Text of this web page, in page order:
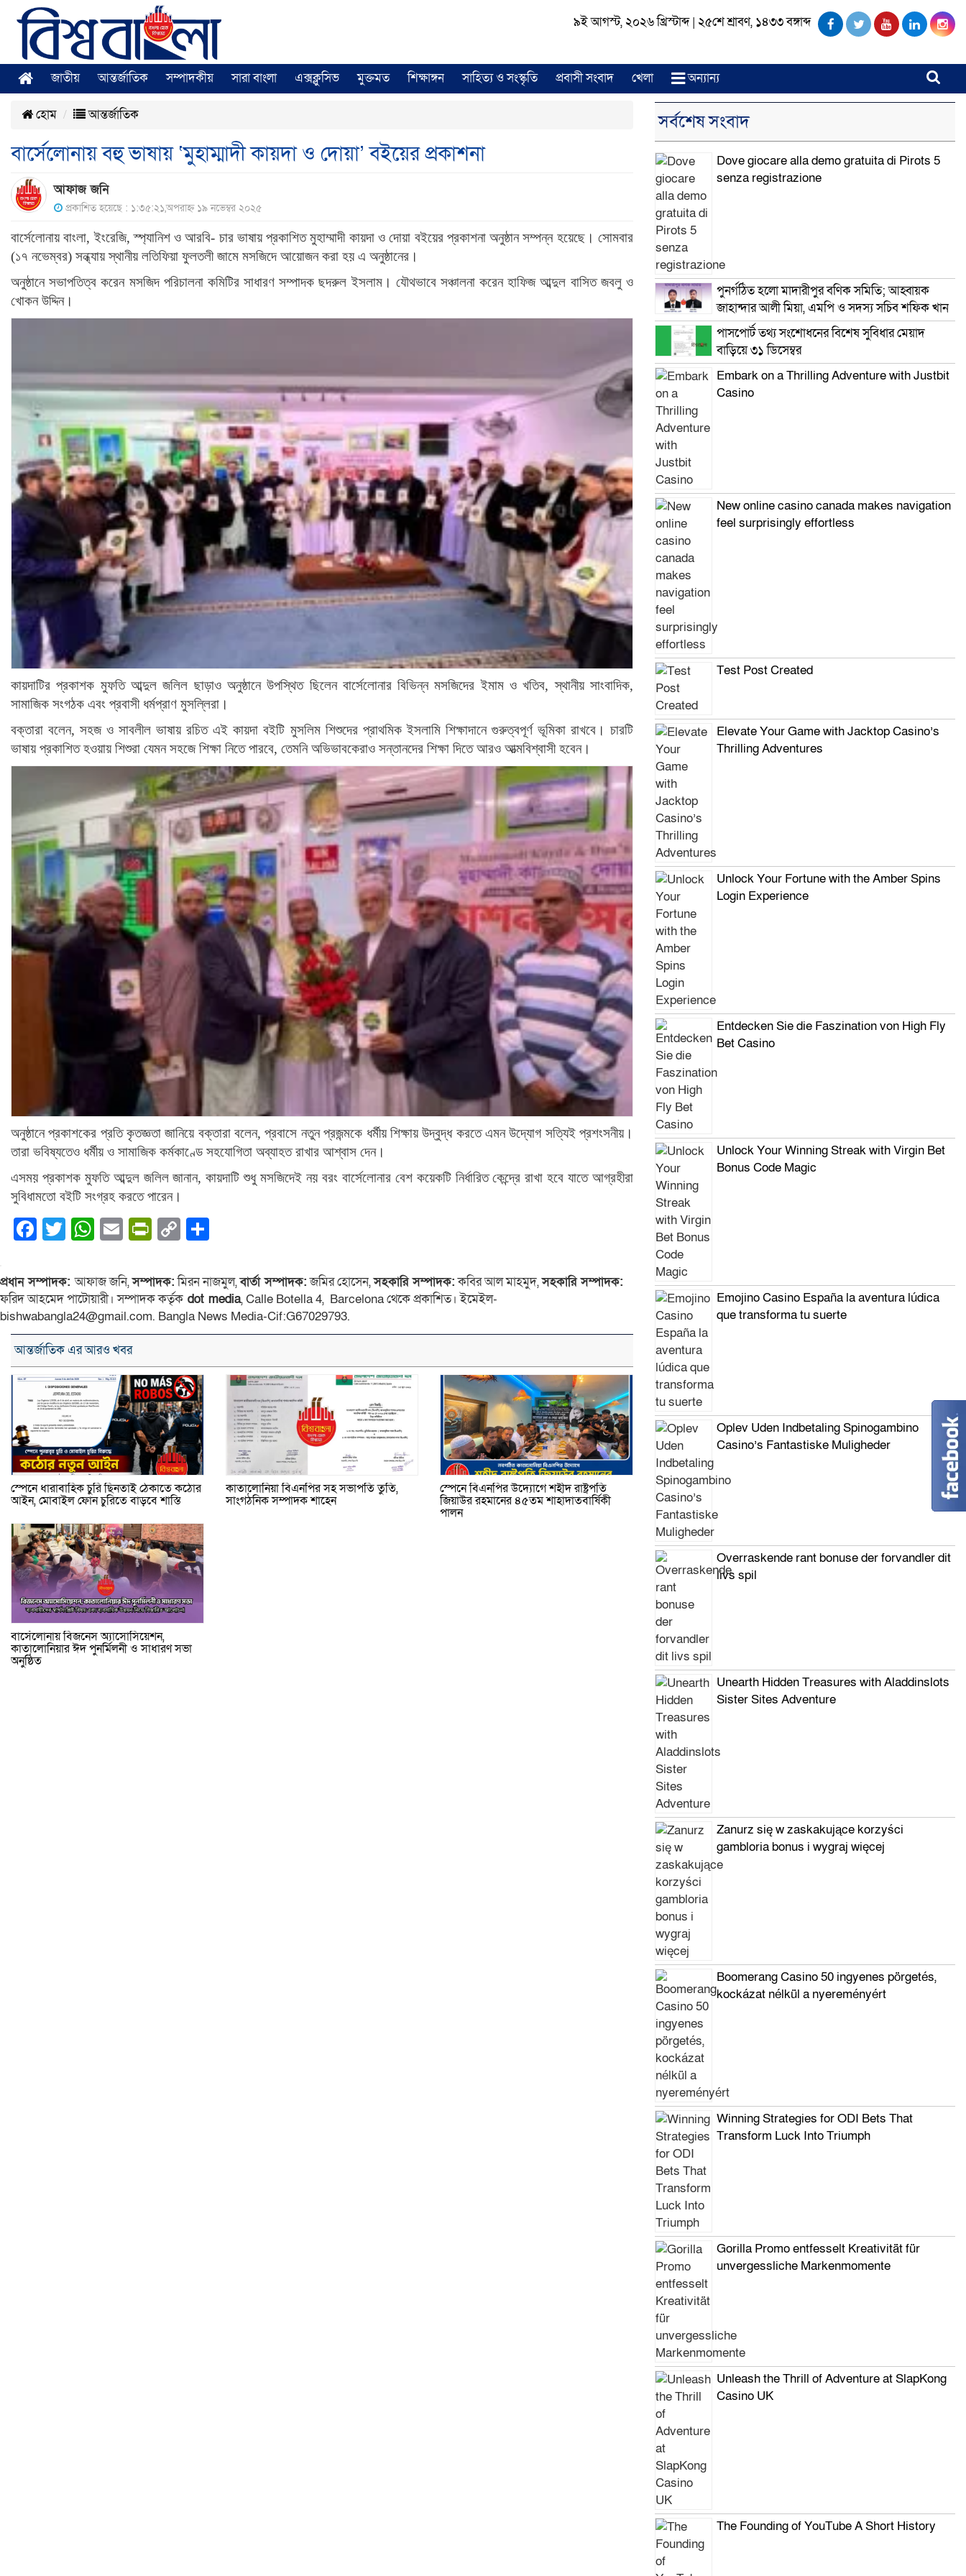
৯ই আগস্ট, ২০২৬ খ্রিস্টাব্দ| ২৫শে শ্রাবণ, ১৪৩৩ বঙ্গাব্দ
জাতীয় আন্তর্জাতিক সম্পাদকীয় সারা বাংলা এক্সক্লুসিভ মুক্তমত শিক্ষাঙ্গন সাহিত্য ও সংস্কৃতি প্রবাসী সংবাদ খেলা অন্যান্য
হোম আন্তর্জাতিক
বার্সেলোনায় বহু ভাষায় ‘মুহাম্মাদী কায়দা ও দোয়া’ বইয়ের প্রকাশনা
আফাজ জনি
প্রকাশিত হয়েছে : ১:৩৫:২১,অপরাহ্ন ১৯ নভেম্বর ২০২৫
বার্সেলোনায় বাংলা, ইংরেজি, স্প্যানিশ ও আরবি- চার ভাষায় প্রকাশিত মুহাম্মাদী কায়দা ও দোয়া বইয়ের প্রকাশনা অনুষ্ঠান সম্পন্ন হয়েছে। সোমবার
(১৭ নভেম্বর) সন্ধ্যায় স্থানীয় লতিফিয়া ফুলতলী জামে মসজিদে আয়োজন করা হয় এ অনুষ্ঠানের।
অনুষ্ঠানে সভাপতিত্ব করেন মসজিদ পরিচালনা কমিটির সাধারণ সম্পাদক ছদরুল ইসলাম। যৌথভাবে সঞ্চালনা করেন হাফিজ আব্দুল বাসিত জবলু ও
খোকন উদ্দিন।
কায়দাটির প্রকাশক মুফতি আব্দুল জলিল ছাড়াও অনুষ্ঠানে উপস্থিত ছিলেন বার্সেলোনার বিভিন্ন মসজিদের ইমাম ও খতিব, স্থানীয় সাংবাদিক,
সামাজিক সংগঠক এবং প্রবাসী ধর্মপ্রাণ মুসল্লিরা।
বক্তারা বলেন, সহজ ও সাবলীল ভাষায় রচিত এই কায়দা বইটি মুসলিম শিশুদের প্রাথমিক ইসলামি শিক্ষাদানে গুরুত্বপূর্ণ ভূমিকা রাখবে। চারটি
ভাষায় প্রকাশিত হওয়ায় শিশুরা যেমন সহজে শিক্ষা নিতে পারবে, তেমনি অভিভাবকেরাও সন্তানদের শিক্ষা দিতে আরও আত্মবিশ্বাসী হবেন।
অনুষ্ঠানে প্রকাশকের প্রতি কৃতজ্ঞতা জানিয়ে বক্তারা বলেন, প্রবাসে নতুন প্রজন্মকে ধর্মীয় শিক্ষায় উদ্বুদ্ধ করতে এমন উদ্যোগ সত্যিই প্রশংসনীয়।
তারা ভবিষ্যতেও ধর্মীয় ও সামাজিক কর্মকাণ্ডে সহযোগিতা অব্যাহত রাখার আশ্বাস দেন।
এসময় প্রকাশক মুফতি আব্দুল জলিল জানান, কায়দাটি শুধু মসজিদেই নয় বরং বার্সেলোনার বেশ কয়েকটি নির্ধারিত কেন্দ্রে রাখা হবে যাতে আগ্রহীরা
সুবিধামতো বইটি সংগ্রহ করতে পারেন।
Facebook
Twitter
WhatsApp
EmailPrintFriendly
Copy
প্রধান সম্পাদক:আফাজ জনি,সম্পাদক:মিরন নাজমুল,বার্তা সম্পাদক:জমির হোসেন,সহকারি সম্পাদক:কবির আল মাহমুদ,সহকারি সম্পাদক:
ফরিদ আহমেদ পাটোয়ারী। সম্পাদক কর্তৃক dot media, Calle Botella 4, Barcelona থেকে প্রকাশিত। ইমেইল-
bishwabangla24@gmail.com. Bangla News Media-Cif:G67029793.
আন্তর্জাতিক এর আরও খবর
স্পেনে ধারাবাহিক চুরি ছিনতাই ঠেকাতে কঠোর
আইন, মোবাইল ফোন চুরিতে বাড়বে শাস্তি
কাতালোনিয়া বিএনপির সহ সভাপতি তুতি,
সাংগঠনিক সম্পাদক শাহেন
স্পেনে বিএনপির উদ্যোগে শহীদ রাষ্ট্রপতি
জিয়াউর রহমানের ৪৫তম শাহাদাতবার্ষিকী
পালন
বার্সেলোনায় বিজনেস অ্যাসোসিয়েশন,
কাতালোনিয়ার ঈদ পুনর্মিলনী ও সাধারণ সভা
অনুষ্ঠিত
সর্বশেষ সংবাদ
Dove giocare alla demo gratuita di Pirots 5
senza registrazione
পুনর্গঠিত হলো মাদারীপুর বণিক সমিতি; আহ্বায়ক
জাহান্দার আলী মিয়া, এমপি ও সদস্য সচিব শফিক খান
পাসপোর্ট তথ্য সংশোধনের বিশেষ সুবিধার মেয়াদ
বাড়িয়ে ৩১ ডিসেম্বর
Embark on a Thrilling Adventure with Justbit
Casino
New online casino canada makes navigation
feel surprisingly effortless
Test Post Created
Elevate Your Game with Jacktop Casino’s
Thrilling Adventures
Unlock Your Fortune with the Amber Spins
Login Experience
Entdecken Sie die Faszination von High Fly
Bet Casino
Unlock Your Winning Streak with Virgin Bet
Bonus Code Magic
Emojino Casino España la aventura lúdica
que transforma tu suerte
Oplev Uden Indbetaling Spinogambino
Casino’s Fantastiske Muligheder
Overraskende rant bonuse der forvandler dit
livs spil
Unearth Hidden Treasures with Aladdinslots
Sister Sites Adventure
Zanurz się w zaskakujące korzyści
gambloria bonus i wygraj więcej
Boomerang Casino 50 ingyenes pörgetés,
kockázat nélkül a nyereményért
Winning Strategies for ODI Bets That
Transform Luck Into Triumph
Gorilla Promo entfesselt Kreativität für
unvergessliche Markenmomente
Unleash the Thrill of Adventure at SlapKong
Casino UK
The Founding of YouTube A Short History